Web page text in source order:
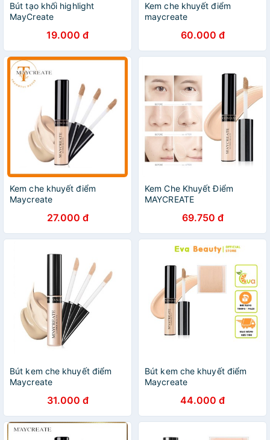
Bút tạo khối highlight
MayCreate
19.000 đ
Kem che khuyết điểm
maycreate
60.000 đ
Kem che khuyết điểm
Maycreate
27.000 đ
Kem Che Khuyết Điểm
MAYCREATE
69.750 đ
Bút kem che khuyết điểm
Maycreate
31.000 đ
Bút kem che khuyết điểm
Maycreate
44.000 đ